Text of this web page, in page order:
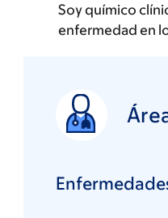
Soy químico
enfermedad en